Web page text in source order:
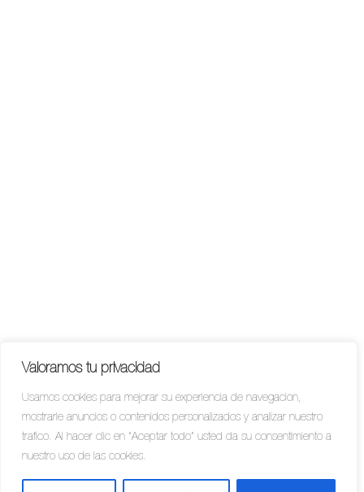
Valoramos tu privacidad
Usamos cookies para mejorar su experiencia de navegación,
mostrarle anuncios o contenidos personalizados y analizar nuestro
tráfico. Al hacer clic en “Aceptar todo” usted da su consentimiento a
nuestro uso de las cookies.